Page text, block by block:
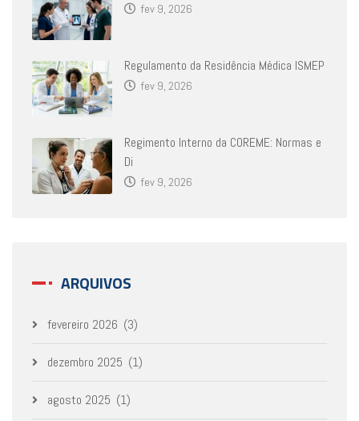
fev 9, 2026
Regulamento da Residência Médica ISMEP
fev 9, 2026
Regimento Interno da COREME: Normas e
Di
fev 9, 2026
ARQUIVOS
fevereiro 2026 (3)
dezembro 2025 (1)
agosto 2025 (1)